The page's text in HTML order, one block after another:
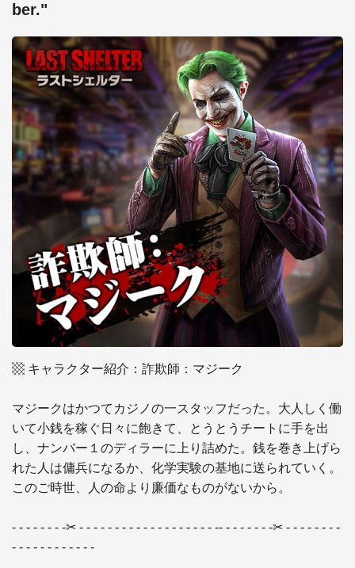
ber."
▩ キャラクター紹介：詐欺師：マジーク
マジークはかつてカジノの一スタッフだった。大人しく働
いて小銭を稼ぐ日々に飽きて、とうとうチートに手を出
し、ナンバー１のディラーに上り詰めた。銭を巻き上げら
れた人は傭兵になるか、化学実験の基地に送られていく。
このご時世、人の命より廉価なものがないから。
- - - - - - - -✂ - - - - - - - - - - - - - - - - - - - -- - - - - - - -✂ - - - - - - - -
- - - - - - - - - - - -